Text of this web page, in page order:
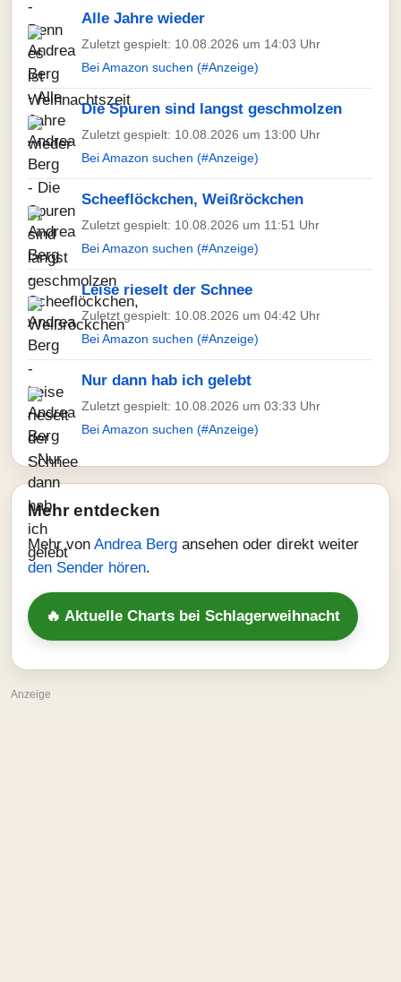
Alle Jahre wieder
Zuletzt gespielt: 10.08.2026 um 14:03 Uhr
Bei Amazon suchen (#Anzeige)
Die Spuren sind langst geschmolzen
Zuletzt gespielt: 10.08.2026 um 13:00 Uhr
Bei Amazon suchen (#Anzeige)
Scheeflöckchen, Weißröckchen
Zuletzt gespielt: 10.08.2026 um 11:51 Uhr
Bei Amazon suchen (#Anzeige)
Leise rieselt der Schnee
Zuletzt gespielt: 10.08.2026 um 04:42 Uhr
Bei Amazon suchen (#Anzeige)
Nur dann hab ich gelebt
Zuletzt gespielt: 10.08.2026 um 03:33 Uhr
Bei Amazon suchen (#Anzeige)
Mehr entdecken
Mehr von Andrea Berg ansehen oder direkt weiter
den Sender hören.
🔥 Aktuelle Charts bei Schlagerweihnacht
Anzeige